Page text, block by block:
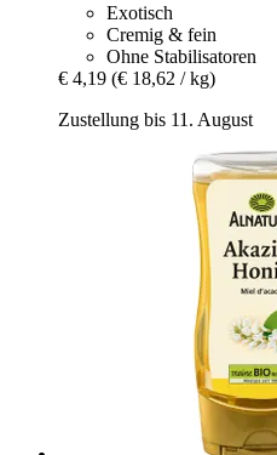
Exotisch
Cremig & fein
Ohne Stabilisatoren
€ 4,19 (€ 18,62 / kg)
Zustellung bis 11. August